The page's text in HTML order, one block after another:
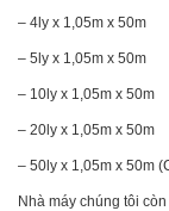
– 4ly x 1,05m x 50m
– 5ly x 1,05m x 50m
– 10ly x 1,05m x 50m
– 20ly x 1,05m x 50m
– 50ly x 1,05m x 50m
Nhà máy chúng tôi